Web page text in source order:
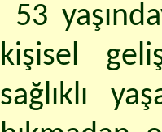
53
kişisel
sağlıklı